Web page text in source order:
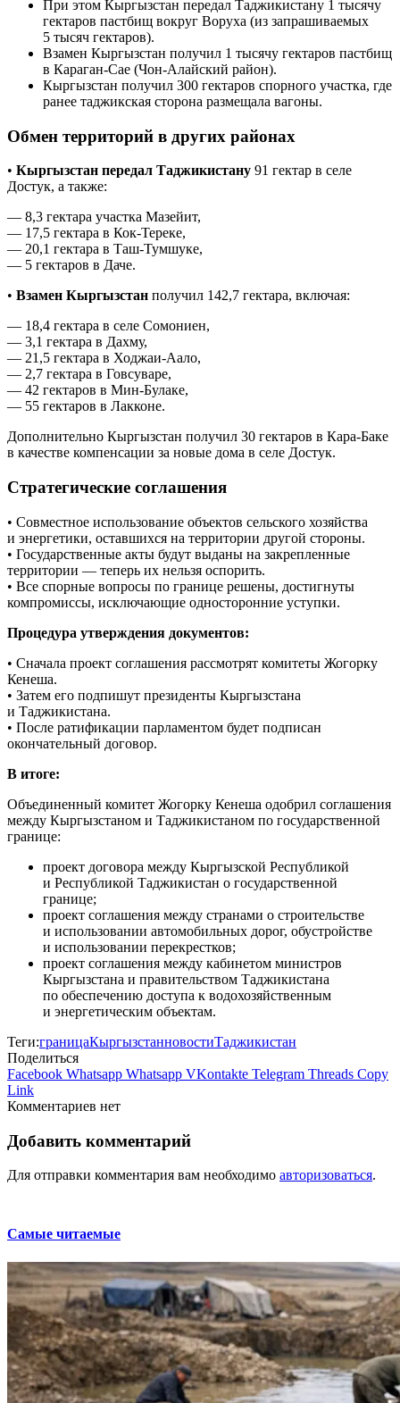
При этом Кыргызстан передал Таджикистану 1 тысячу
гектаров пастбищ вокруг Воруха (из запрашиваемых
5 тысяч гектаров).
Взамен Кыргызстан получил 1 тысячу гектаров пастбищ
в Караган-Сае (Чон-Алайский район).
Кыргызстан получил 300 гектаров спорного участка, где
ранее таджикская сторона размещала вагоны.
Обмен территорий в других районах
• Кыргызстан передал Таджикистану 91 гектар в селе
Достук, а также:
— 8,3 гектара участка Мазейит,
— 17,5 гектара в Кок-Тереке,
— 20,1 гектара в Таш-Тумшуке,
— 5 гектаров в Даче.
• Взамен Кыргызстан получил 142,7 гектара, включая:
— 18,4 гектара в селе Сомониен,
— 3,1 гектара в Дахму,
— 21,5 гектара в Ходжаи-Аало,
— 2,7 гектара в Говсуваре,
— 42 гектаров в Мин-Булаке,
— 55 гектаров в Лакконе.
Дополнительно Кыргызстан получил 30 гектаров в Кара-Баке
в качестве компенсации за новые дома в селе Достук.
Стратегические соглашения
• Совместное использование объектов сельского хозяйства
и энергетики, оставшихся на территории другой стороны.
• Государственные акты будут выданы на закрепленные
территории — теперь их нельзя оспорить.
• Все спорные вопросы по границе решены, достигнуты
компромиссы, исключающие односторонние уступки.
Процедура утверждения документов:
• Сначала проект соглашения рассмотрят комитеты Жогорку
Кенеша.
• Затем его подпишут президенты Кыргызстана
и Таджикистана.
• После ратификации парламентом будет подписан
окончательный договор.
В итоге:
Объединенный комитет Жогорку Кенеша одобрил соглашения
между Кыргызстаном и Таджикистаном по государственной
границе:
проект договора между Кыргызской Республикой
и Республикой Таджикистан о государственной
границе;
проект соглашения между странами о строительстве
и использовании автомобильных дорог, обустройстве
и использовании перекрестков;
проект соглашения между кабинетом министров
Кыргызстана и правительством Таджикистана
по обеспечению доступа к водохозяйственным
и энергетическим объектам.
Теги:границаКыргызстанновостиТаджикистан
Поделиться
Facebook Whatsapp Whatsapp VKontakte Telegram Threads Copy
Link
Комментариев нет
Добавить комментарий
Для отправки комментария вам необходимо авторизоваться.
Самые читаемые